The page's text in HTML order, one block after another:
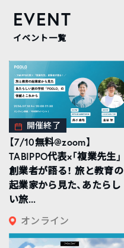
EVENT
イベント一覧
開催終了
【7/10無料@zoom】
TABIPPO代表×「複業先生」
創業者が語る！ 旅と教育の
起業家から見た、あたらし
い旅...
オンライン